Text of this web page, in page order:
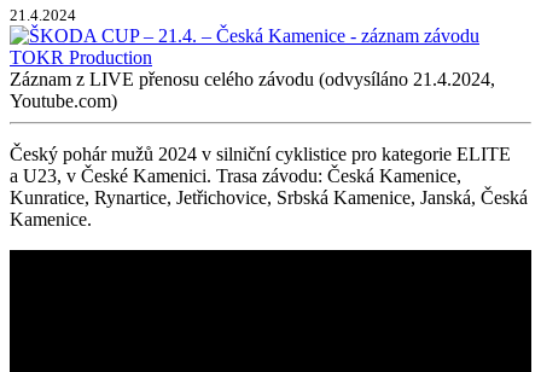
21.4.2024
Záznam z LIVE přenosu celého závodu (odvysíláno 21.4.2024,
Youtube.com)
Český pohár mužů 2024 v silniční cyklistice pro kategorie ELITE
a U23, v České Kamenici. Trasa závodu: Česká Kamenice,
Kunratice, Rynartice, Jetřichovice, Srbská Kamenice, Janská, Česká
Kamenice.